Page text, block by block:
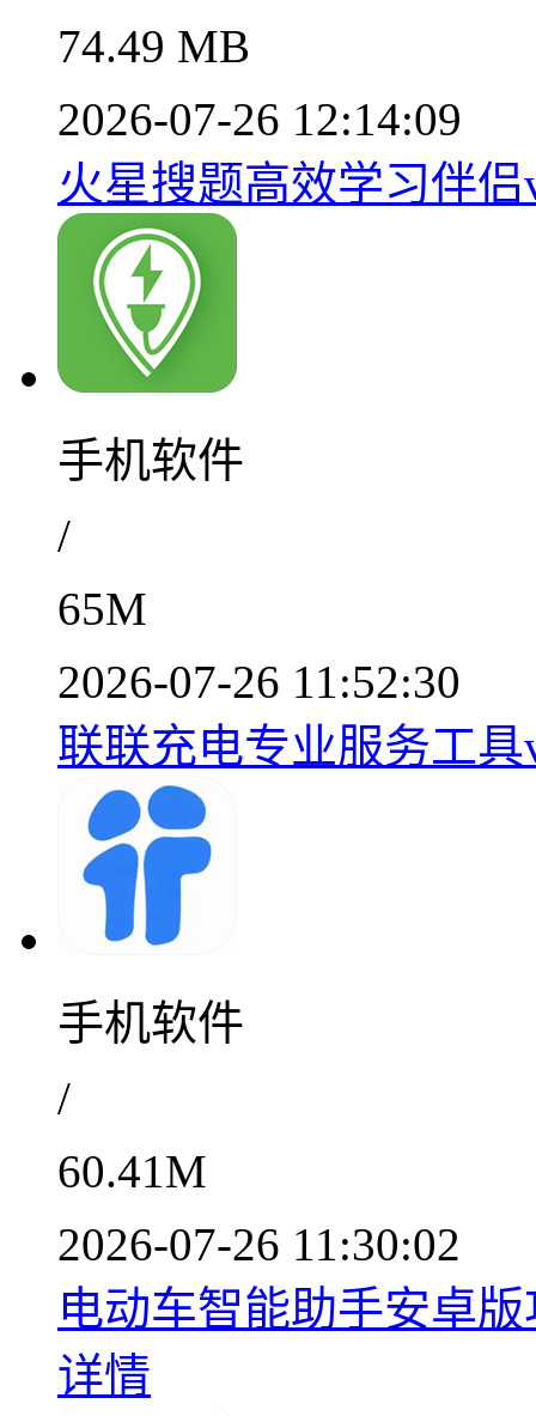
74.49 MB
2026-07-26 12:14:09
火星搜题高效学习伴
手机软件
/
65M
2026-07-26 11:52:30
联联充电专业服务工具
手机软件
/
60.41M
2026-07-26 11:30:02
电动车智能助手安卓
详情